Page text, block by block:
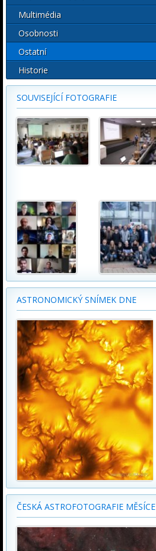
Multimédia
Osobnosti
Ostatní
Historie
SOUVISEJÍCÍ FOTOGRAFIE
ASTRONOMICKÝ SNÍMEK DNE
ČESKÁ ASTROFOTOGRAFIE MĚSÍCE